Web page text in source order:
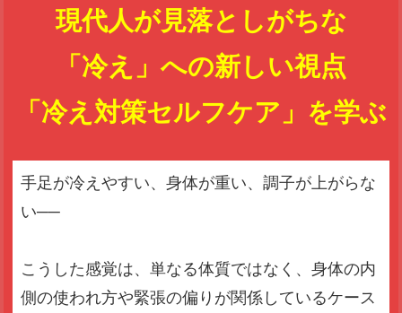
現代人が見落としがちな
「冷え」への新しい視点
「冷え対策セルフケア」を学ぶ
手足が冷えやすい、身体が重い、調子が上がらな
い──
こうした感覚は、単なる体質ではなく、 身体の内
側の使われ方や緊張の偏りが関係しているケース